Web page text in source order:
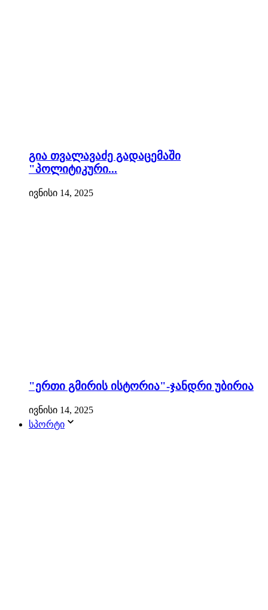
გია თვალავაძე გადაცემაში
"პოლიტიკური...
ივნისი 14, 2025
"ერთი გმირის ისტორია"-ჯანდრი უბირია
ივნისი 14, 2025
სპორტი